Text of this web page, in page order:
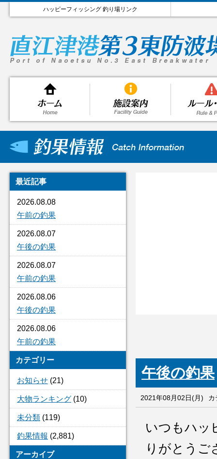
ハッピーフィッシング 釣り場リンク
最近記事
2026.08.08
午前の釣果
2026.08.07
午後の釣果
2026.08.07
午前の釣果
2026.08.06
午後の釣果
2026.08.06
午前の釣果
カテゴリー
お知らせ (21)
大物ランキング (10)
未分類 (119)
釣果情報 (2,881)
アーカイブ
午後の釣果
2021年08月02日(月) カ
いつもハッ
りがとうご